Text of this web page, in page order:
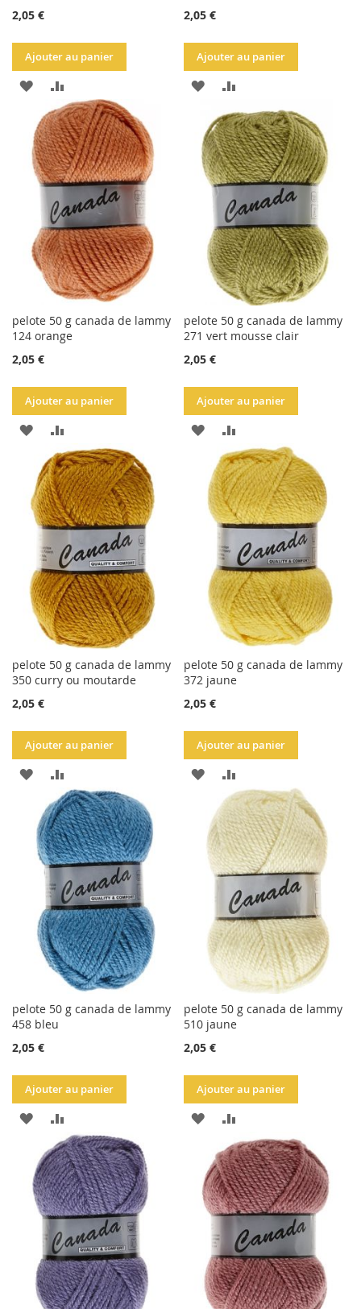
2,05 €
Ajouter au panier
AJOUTER
LA
LISTE
D'ACHATS
AU
COMPARATEUR
2,05 €
Ajouter au panier
AJOUTER
LA
LISTE
D'ACHATS
AU
COMPARATEUR
pelote 50 g canada de lammy
124 orange
2,05 €
Ajouter au panier
AJOUTER
LA
LISTE
D'ACHATS
AU
COMPARATEUR
pelote 50 g canada de lammy
271 vert mousse clair
2,05 €
Ajouter au panier
AJOUTER
LA
LISTE
D'ACHATS
AU
COMPARATEUR
pelote 50 g canada de lammy
350 curry ou moutarde
2,05 €
Ajouter au panier
AJOUTER
LA
LISTE
D'ACHATS
AU
COMPARATEUR
pelote 50 g canada de lammy
372 jaune
2,05 €
Ajouter au panier
AJOUTER
LA
LISTE
AU
COMPARATEUR
pelote 50 g canada de lammy
458 bleu
2,05 €
Ajouter au panier
AJOUTER
LA
LISTE
D'ACHATS
AU
COMPARATEUR
pelote 50 g canada de lammy
510 jaune
2,05 €
Ajouter au panier
AJOUTER
LA
LISTE
D'ACHATS
AU
COMPARATEUR